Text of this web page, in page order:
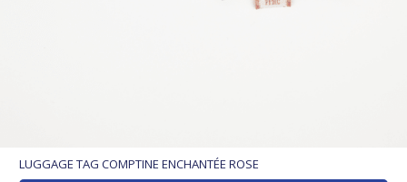
LUGGAGE TAG COMPTINE ENCHANTÉE ROSE